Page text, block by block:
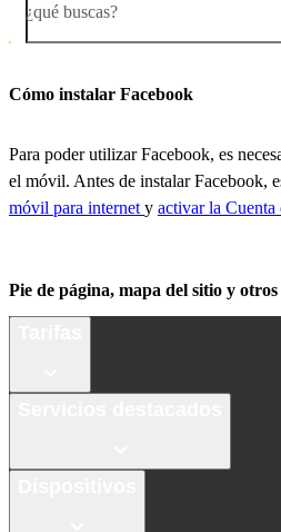
¿qué buscas?
Cómo instalar Facebook
Para poder utilizar Facebook, es
el móvil. Antes de instalar Facebook,
móvil para internet y activar la
Pie de página, mapa del sitio y otros